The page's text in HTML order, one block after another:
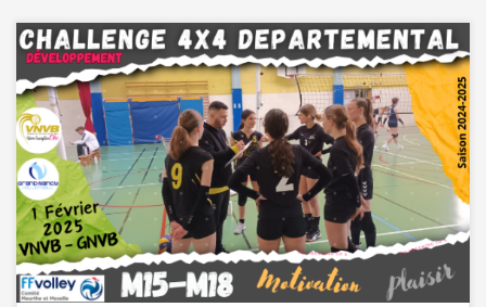
01 février 2025: 2ème journée pour cette nouvelle compétition. Les […]